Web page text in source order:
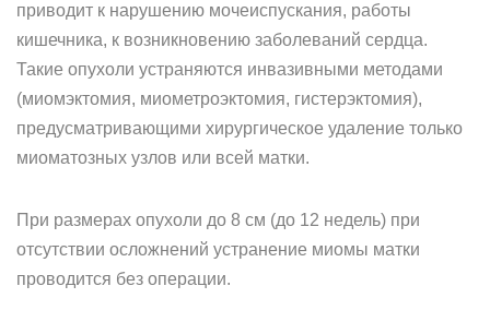
приводит к нарушению мочеиспускания, работы
кишечника, к возникновению заболеваний сердца.
Такие опухоли устраняются инвазивными методами
(миомэктомия, миометроэктомия, гистерэктомия),
предусматривающими хирургическое удаление только
миоматозных узлов или всей матки.
При размерах опухоли до 8 см (до 12 недель) при
отсутствии осложнений устранение миомы матки
проводится без операции.